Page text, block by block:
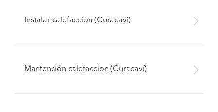
Instalar calefacción (Curacaví)
Mantención calefaccion (Curacaví)